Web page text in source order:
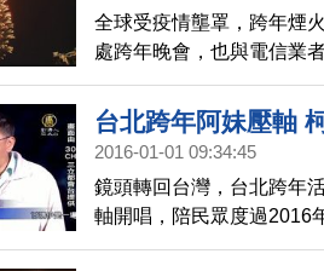
全球受疫情壟罩，跨年煙
處跨年晚會，也與電信業
動。像是台北跨年晚會，
導入了許多新的5G轉播技
台北跨年阿妹壓軸
2016-01-01 09:34:45
鏡頭轉回台灣，台北跨年
軸開唱，陪民眾度過2016
年獻唱，雖然忘詞也把整